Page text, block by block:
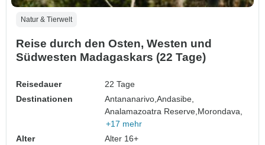
Natur & Tierwelt
Reise durch den Osten, Westen und
Südwesten Madagaskars (22 Tage)
Reisedauer
22 Tage
Destinationen
Antananarivo,Andasibe,
Analamazoatra Reserve, Morondava,
+17 mehr
Alter
Alter 16+